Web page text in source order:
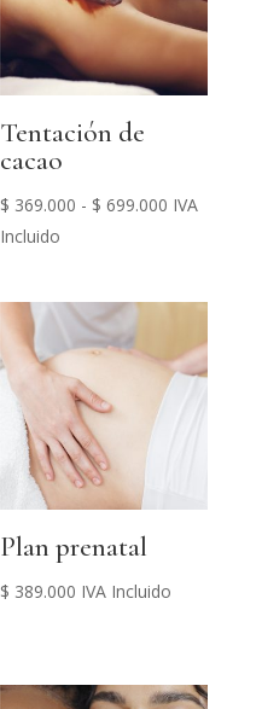
Tentación de
cacao
$ 369.000 - $ 699.000 Rango
desde
hasta
$ 699.000
IVA
Incluido
Plan prenatal
$ 389.000 IVA Incluido